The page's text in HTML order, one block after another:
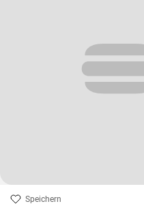
Speichern